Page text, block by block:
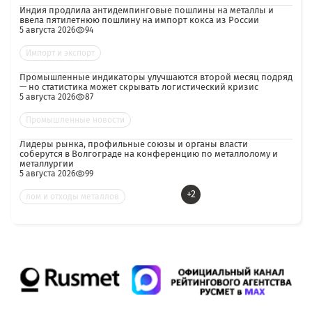
Индия продлила антидемпинговые пошлины на металлы и
ввела пятилетнюю пошлину на импорт кокса из России
5 августа 2026 94
Импорт и экспорт
Промышленные индикаторы улучшаются второй месяц подряд
— но статистика может скрывать логистический кризис
5 августа 2026 87
Промышленные новости
Лидеры рынка, профильные союзы и органы власти
соберутся в Волгограде на конференцию по металлолому и
металлургии
5 августа 2026 99
лом и отходы металлов +2